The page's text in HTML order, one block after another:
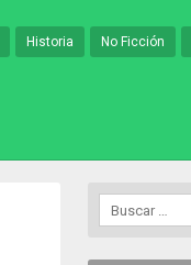
Historia No Ficción